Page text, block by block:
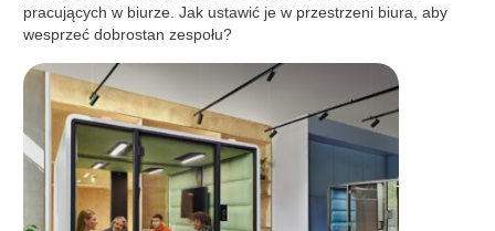
pracujących w biurze. Jak ustawić je w przestrzeni biura, aby
wesprzeć dobrostan zespołu?